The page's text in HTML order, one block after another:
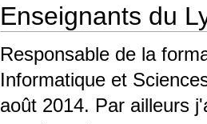
Enseignants du
Responsable de la
Informatique et
août 2014. Par ailleurs